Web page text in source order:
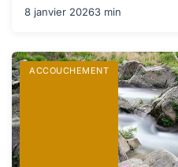
8 janvier 20263 min
ACCOUCHEMENT